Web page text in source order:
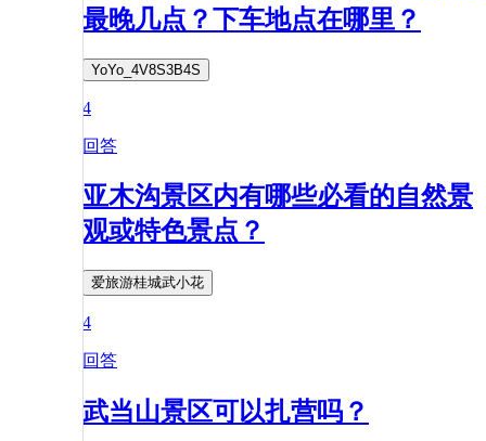
最晚几点？下车地点在哪里？
YoYo_4V8S3B4S
4
回答
亚木沟景区内有哪些必看的自然景
观或特色景点？
爱旅游桂城武小花
4
回答
武当山景区可以扎营吗？